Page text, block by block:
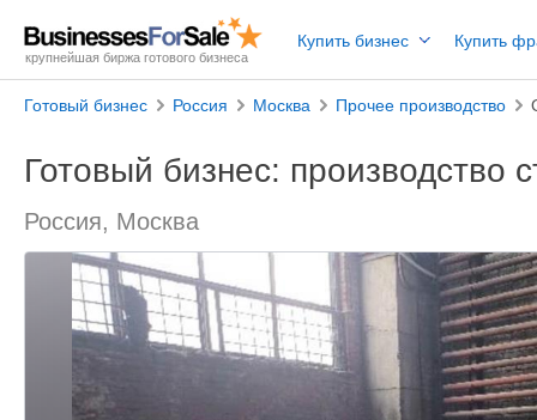
крупнейшая биржа готового бизнеса
Купить бизнес Купить
Готовый бизнес Россия Москва Прочее производство
Готовый бизнес: производство
Россия, Москва